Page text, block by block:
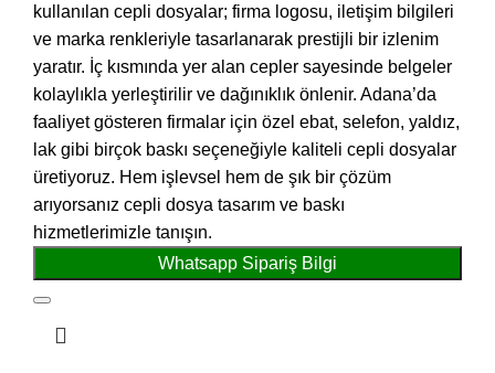
kullanılan cepli dosyalar; firma logosu, iletişim bilgileri
ve marka renkleriyle tasarlanarak prestijli bir izlenim
yaratır. İç kısmında yer alan cepler sayesinde belgeler
kolaylıkla yerleştirilir ve dağınıklık önlenir. Adana’da
faaliyet gösteren firmalar için özel ebat, selefon, yaldız,
lak gibi birçok baskı seçeneğiyle kaliteli cepli dosyalar
üretiyoruz. Hem işlevsel hem de şık bir çözüm
arıyorsanız cepli dosya tasarım ve baskı
hizmetlerimizle tanışın.
Whatsapp Sipariş Bilgi